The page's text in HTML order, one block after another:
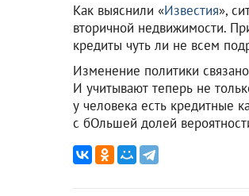
Как выяснили «Известия»,
вторичной недвижимости.
кредиты чуть ли не всем
Изменение политики
И учитывают теперь не
у человека есть кредитные
с бОльшей долей